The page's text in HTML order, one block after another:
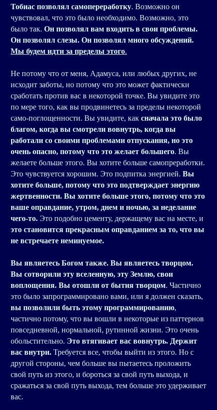
Тобиас позволял самопереработку. Возможно он
чувствовал, что это было необходимо. Возможно, это
было так. Он позволял вам входить в свои проблемы.
Он позволял слезы. Он позволял много обсуждений.
Мы будем идти за пределы этого.
Не потому что от меня, Адамуса, или любых других, не
исходит заботы, но потому что это может фактически
сработать против вас в некоторой точке. Вы увидите это
по мере того, как вы продвинетесь за пределы некоторой
само-поглощенности. Вы увидите, как сначала это было
благом, когда вы смотрели вовнутрь, когда вы
работали со своими проблемами отпускания, но это
очень опасно, потому что это желает большего. Вы
желаете больше этого. Вы хотите больше самопреработки.
Это чувствуется хорошим. Это подпитка энергией. Вы
хотите больше, потому что это подтверждает энергию
жертвенности. Вы хотите больше этого, потому что это
ваше оправдание, утром, днем и ночью, за неделание
чего-то. Это подобно цементу, держащему вас на месте, и
это становится прекрасным оправданием за то, что вы
не встречаете неминуемое.
Вы являетесь Богом также. Вы являетесь творцом.
Вы сотворили эту вселенную, эту Землю, свои
воплощения. Вы отошли от бытия творцом. Частично
это было запрограммировано вами, или я должен сказать,
вы позволили быть этому программированию,
частично потому, что вы вошли в некоторые из паттернов
повседневной, нормальной, рутинной жизни. Это очень
обольстительно. Это втягивает вас вовнутрь. Держит
вас внутри. Требуется все, чтобы выйти из этого. Но с
другой стороны, чем больше вы пытаетесь проложить
свой путь из этого, и бороться за свой путь выхода, и
сражаться за свой путь выхода, тем больше это удерживает
вас.